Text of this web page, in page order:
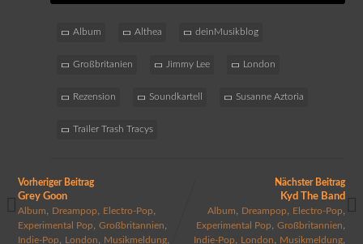
Album Althea deinMusikblog
Großbritanien Jimmy Lee London
Rezension Soundkartell Susanne Aztoria
Trailer Trash Tracys
Vorheriger Beitrag
Grey Goon
Album Dreampop Electro-Pop
Experimental Pop Großbritannien
Indie-Pop London Musikmeldung,
Nächster Beitrag
Kyd The Band
Album Dreampop Electro-Pop
Experimental Pop ,Großbritannien
Indie-Pop London Musikmeldung